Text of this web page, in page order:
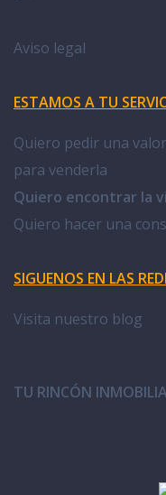
Aviso legal
ESTAMOS A TU
Quiero pedir una
para venderla
Quiero encontrar la
Quiero hacer una
SIGUENOS EN LAS
Visita nuestro blog
TU RINCÓN